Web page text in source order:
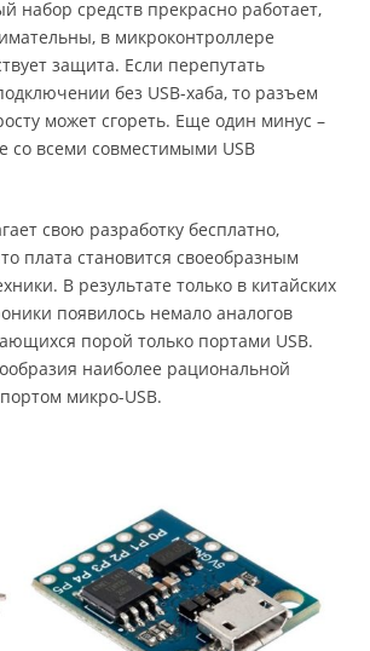
набор средств прекрасно работает,
в микроконтроллере
защита. Если перепутать
без USB-хаба, то разъем
может сгореть. Еще один минус –
со всеми совместимыми USB
свою разработку бесплатно,
плата становится своеобразным
В результате только в китайских
появилось немало аналогов
порой только портами USB.
наиболее рациональной
микро-USB.